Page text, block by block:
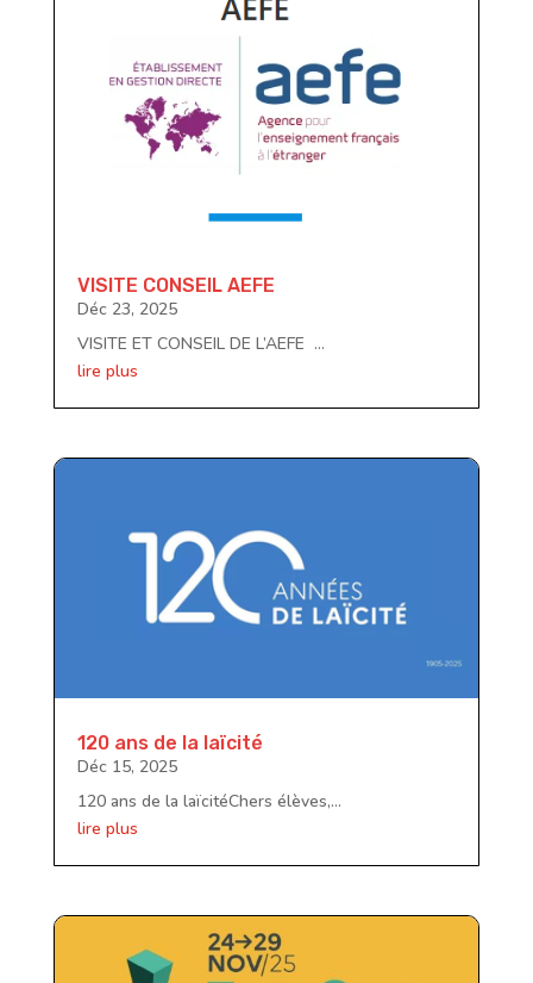
VISITE CONSEIL AEFE
Déc 23, 2025
VISITE ET CONSEIL DE L’AEFE ...
lire plus
120 ans de la laïcité
Déc 15, 2025
120 ans de la laïcitéChers élèves,...
lire plus